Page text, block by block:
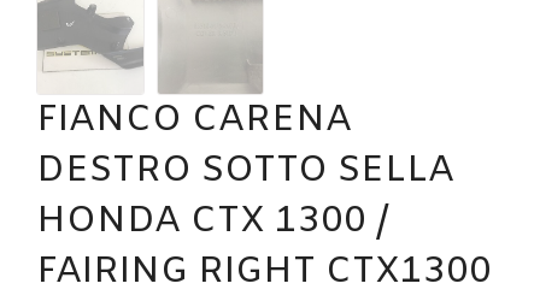
FIANCO CARENA
DESTRO SOTTO SELLA
HONDA CTX 1300 /
FAIRING RIGHT CTX1300